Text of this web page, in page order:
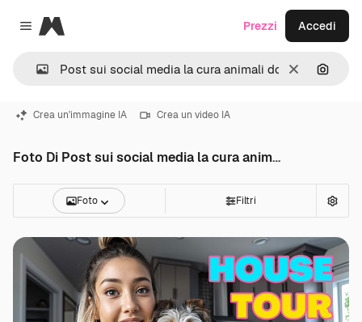
Close menu
Magnific
CancellaCerca
Prezzi Accedi
Crea un'immagine IA Crea un video IA
Foto Di Post sui social media la cura animali domestici
Foto Filtri